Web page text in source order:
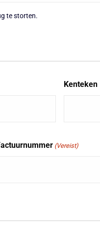
te storten.
Kenteken
(Vereist)